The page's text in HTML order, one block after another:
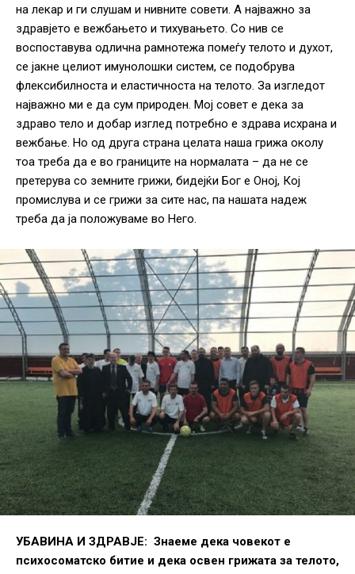
на лекар и ги слушам и нивните совети. А најважно за
здравјето е вежбањето и тихувањето. Со нив се
воспоставува одлична рамнотежа помеѓу телото и духот,
се јакне целиот имунолошки систем, се подобрува
флексибилноста и еластичноста на телото. За изгледот
најважно ми е да сум природен. Мој совет е дека за
здраво тело и добар изглед потребно е здрава исхрана и
вежбање. Но од друга страна целата наша грижа околу
тоа треба да е во границите на нормалата – да не се
претерува со земните грижи, бидејќи Бог е Оној, Кој
промислува и се грижи за сите нас, па нашата надеж
треба да ја положуваме во Него.
УБАВИНА И ЗДРАВЈЕ: Знаеме дека човекот е
психосоматско битие и дека освен грижата за телото,